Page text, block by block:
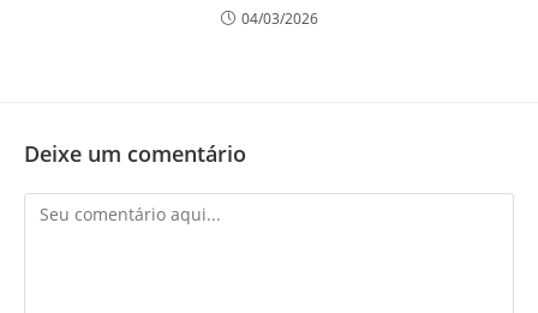
04/03/2026
Deixe um comentário